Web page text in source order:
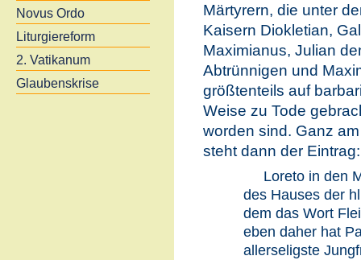
Novus Ordo
Liturgiereform
2. Vatikanum
Glaubenskrise
Märtyrern, die unter
Kaisern Diokletian,
Maximianus, Julian
Abtrünnigen und
größtenteils auf
Weise zu Tode
worden sind. Ganz
steht dann der Eintrag:
Loreto in den
des Hauses der
dem das Wort
eben daher hat
allerseligste